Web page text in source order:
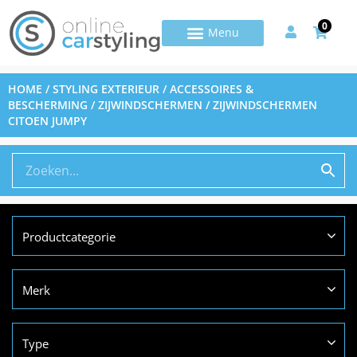
0
HOME /STYLING EXTERIEUR /ACCESSOIRES &
BESCHERMING /ZIJWINDSCHERMEN / ZIJWINDSCHERMEN
CITOEN JUMPY
Productcategorie
Merk
Type